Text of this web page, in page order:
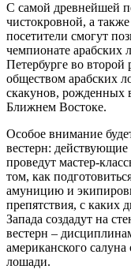
С самой древнейшей
чистокровной, а
посетители смогут
чемпионате арабских
Петербурге во
обществом арабских
скакунов, рожденных
Ближнем Востоке.
Особое внимание
вестерн:
проведут мастер-
том, как
амуницию и
препятствия, с каких
Запада создадут на
вестерн –
американского
лошади.